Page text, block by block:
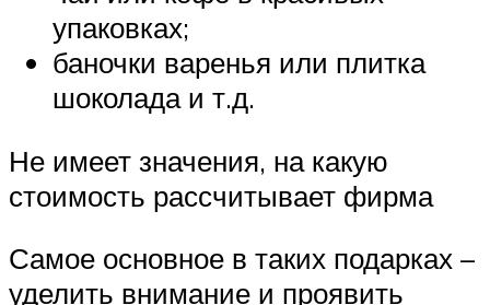
упаковках;
баночки варенья или плитка
шоколада и т.д.
Не имеет значения, на какую
стоимость рассчитывает фирма
Самое основное в таких подарках –
уделить внимание и проявить